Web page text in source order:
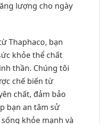
lượng cho ngày
Thaphaco, bạn
khỏe thể chất
thần. Chúng tôi
chế biến từ
chất, đảm bảo
bạn an tâm sử
khỏe mạnh và